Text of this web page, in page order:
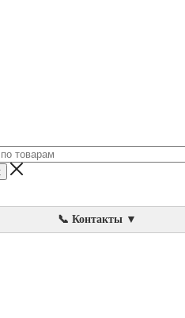
📞 Контакты ▼